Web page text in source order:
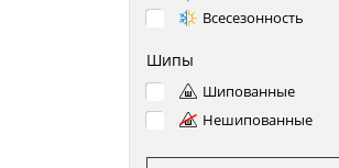
Всесезонность
Шипы
Шипованные
Нешипованные